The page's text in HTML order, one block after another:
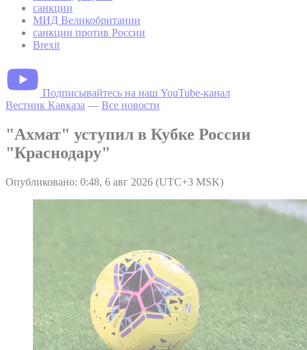
санкции
МИД Великобритании
санкции против России
Brexit
Подписывайтесь на наш YouTube-канал
Вестник Кавказа — Все новости
"Ахмат" уступил в Кубке России
"Краснодару"
Опубликовано: 0:48, 6 авг 2026 (UTC+3 MSK)